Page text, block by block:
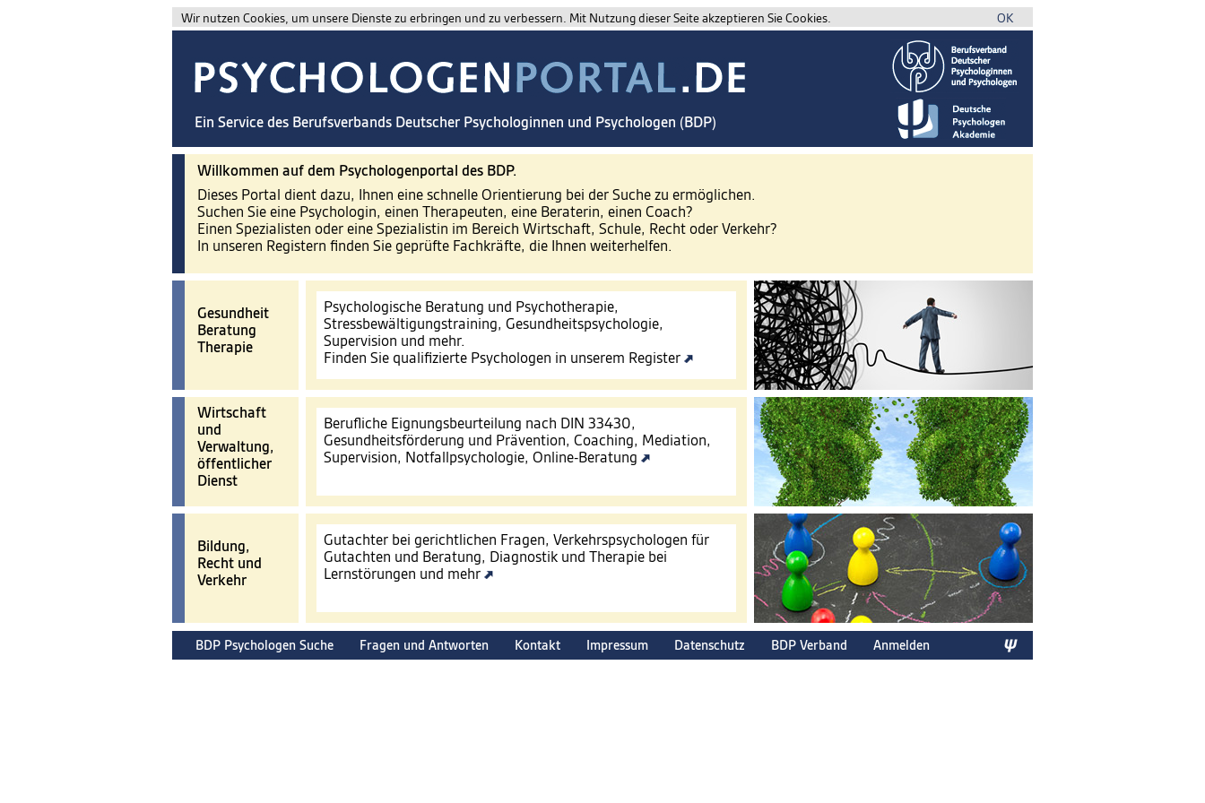
Wir nutzen Cookies, um unsere Dienste zu erbringen und zu verbessern. Mit Nutzung dieser Seite akzeptieren Sie Cookies. OK
Ein Service des Berufsverbands Deutscher Psychologinnen und Psychologen (BDP)
Willkommen auf dem Psychologenportal des BDP.
Dieses Portal dient dazu, Ihnen eine schnelle Orientierung bei der Suche zu ermöglichen.
Suchen Sie eine Psychologin, einen Therapeuten, eine Beraterin, einen Coach?
Einen Spezialisten oder eine Spezialistin im Bereich Wirtschaft, Schule, Recht oder Verkehr?
In unseren Registern finden Sie geprüfte Fachkräfte, die Ihnen weiterhelfen.
Gesundheit
Beratung
Therapie
Psychologische Beratung und Psychotherapie,
Stressbewältigungstraining, Gesundheitspsychologie,
Supervision und mehr.
Finden Sie qualifizierte Psychologen in unserem Register
Wirtschaft
und
Verwaltung,
öffentlicher
Dienst
Berufliche Eignungsbeurteilung nach DIN 33430,
Gesundheitsförderung und Prävention, Coaching, Mediation,
Supervision, Notfallpsychologie, Online-Beratung
Bildung,
Recht und
Verkehr
Gutachter bei gerichtlichen Fragen, Verkehrspsychologen für
Gutachten und Beratung, Diagnostik und Therapie bei
Lernstörungen und mehr
BDP Psychologen Suche Fragen und Antworten Kontakt Impressum Datenschutz BDP Verband Anmelden